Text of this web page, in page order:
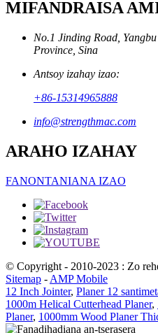
MIFANDRAISA
No.1 Jinding Road,
Province, Sina
Antsoy izahay izao:
+86-15314965888
info@strengthmac.com
ARAHO IZAHAY
FANONTANIANA IZAO
© Copyright - 2010-2023 : Zo
Sitemap - AMP Mobile
12 Inch Jointer, Planer 12
1000m Helical Cutterhead Planer,
Planer, 1000mm Wood Planer